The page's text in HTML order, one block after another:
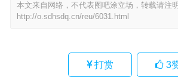
本文来自网络，不代表图吧涂立场，转载请注
http://o.sdhsdq.cn/reu/6031.html
打赏 3